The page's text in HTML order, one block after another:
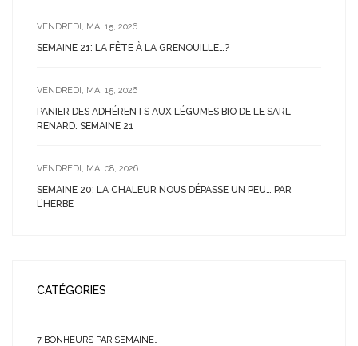
VENDREDI, MAI 15, 2026
SEMAINE 21: LA FÊTE À LA GRENOUILLE…?
VENDREDI, MAI 15, 2026
PANIER DES ADHÉRENTS AUX LÉGUMES BIO DE LE SARL
RENARD: SEMAINE 21
VENDREDI, MAI 08, 2026
SEMAINE 20: LA CHALEUR NOUS DÉPASSE UN PEU… PAR
L’HERBE
CATÉGORIES
7 BONHEURS PAR SEMAINE…